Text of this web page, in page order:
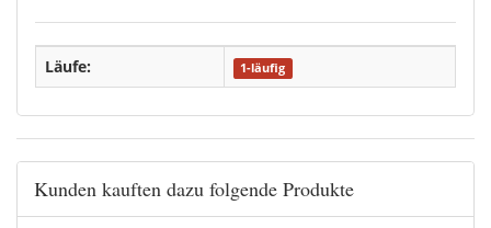
Läufe: 1-läufig
Kunden kauften dazu folgende Produkte